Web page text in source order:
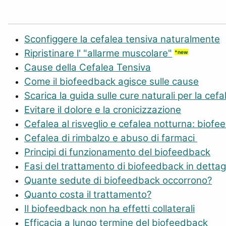
Sconfiggere la cefalea tensiva naturalmente
Ripristinare l' "allarme muscolare" *new
Cause della Cefalea Tensiva
Come il biofeedback agisce sulle cause
Scarica la guida sulle cure naturali per la
Evitare il dolore e la cronicizzazione
Cefalea al risveglio e cefalea notturna:
Cefalea di rimbalzo e abuso di farmaci
Principi di funzionamento del biofeedback
Fasi del trattamento di biofeedback in
Quante sedute di biofeedback occorrono?
Quanto costa il trattamento?
Il biofeedback non ha effetti collaterali
Efficacia a lungo termine del biofeedback